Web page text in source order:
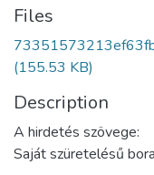
Files
(155.53 KB)
Description
A hirdetés szövege:
Saját szüretelésű